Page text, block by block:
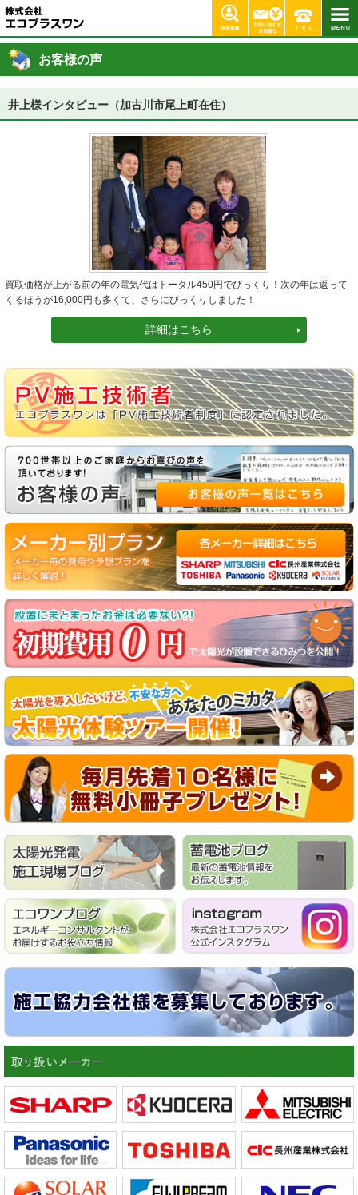
加古川 明石市 神戸 姫路 高砂 稲美町 播磨町 太陽光発電 蓄電池 エコプラスワン ホーム>
お客様の
声> 井上様インタビュー（加古川市尾上町在住）
お客様の声
井上様インタビュー（加古川市尾上町在住）
買取価格が上がる前の年の電気代はトータル450円でびっくり！次の年は返って
くるほうが16,000円も多くて、さらにびっくりしました！
詳細はこちら